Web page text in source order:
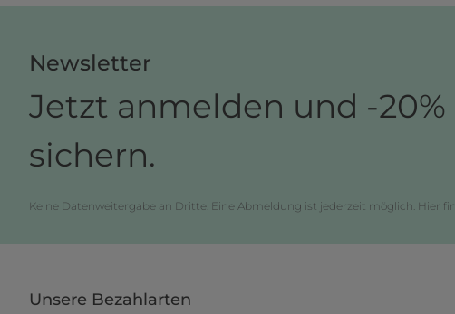
Newsletter
Jetzt anmelden und -20%
sichern.
Keine Datenweitergabe an Dritte. Eine Abmeldung ist jederzeit möglich. Hier
Unsere Bezahlarten